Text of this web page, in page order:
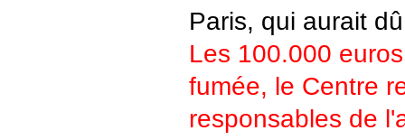
Paris, qui aurait
Les 100.000
fumée, le Centre
responsables de